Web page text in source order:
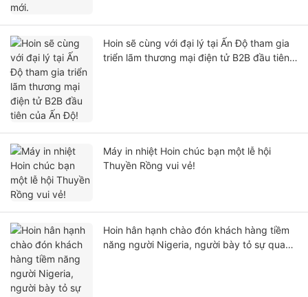
Hoin sẽ cùng với đại lý tại Ấn Độ tham gia
triển lãm thương mại điện tử B2B đầu tiên
Máy in nhiệt Hoin chúc bạn một lễ hội
Thuyền Rồng vui vẻ!
Hoin hân hạnh chào đón khách hàng tiềm
năng người Nigeria, người bày tỏ sự quan